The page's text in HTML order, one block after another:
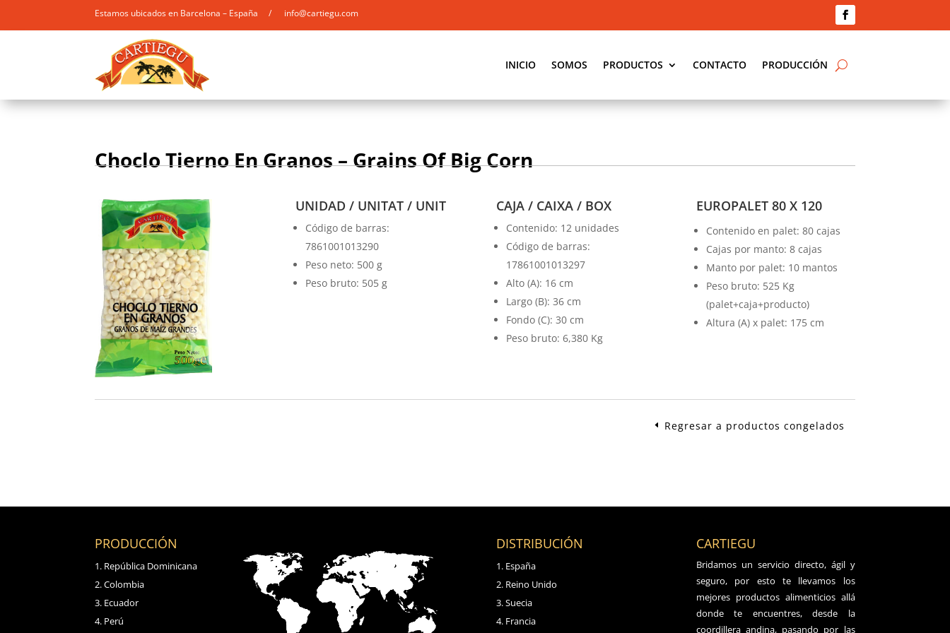
Estamos ubicados en Barcelona – España / info@cartiegu.com
INICIO SOMOS PRODUCTOS CONTACTO PRODUCCIÓN
Choclo Tierno En Granos – Grains Of Big Corn
UNIDAD / UNITAT / UNIT
Código de barras:
7861001013290
Peso neto: 500 g
Peso bruto: 505 g
CAJA / CAIXA / BOX
Contenido: 12 unidades
Código de barras:
17861001013297
Alto (A): 16 cm
Largo (B): 36 cm
Fondo (C): 30 cm
Peso bruto: 6,380 Kg
EUROPALET 80 X 120
Contenido en palet: 80 cajas
Cajas por manto: 8 cajas
Manto por palet: 10 mantos
Peso bruto: 525 Kg
(palet+caja+producto)
Altura (A) x palet: 175 cm
Regresar a productos congelados
PRODUCCIÓN
República Dominicana
Colombia
Ecuador
Perú
DISTRIBUCIÓN
España
Reino Unido
Suecia
Francia
CARTIEGU
Bridamos un servicio directo, ágil y
seguro, por esto te llevamos los
mejores productos alimenticios allá
donde te encuentres, desde la
coordillera andina, pasando por las